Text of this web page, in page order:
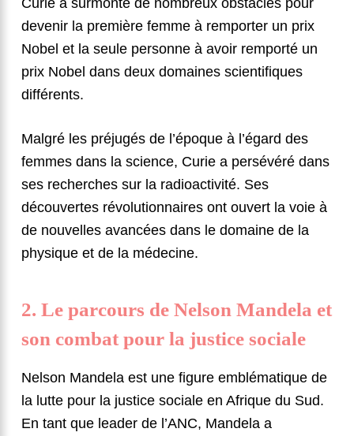
Curie a surmonté de nombreux obstacles pour
devenir la première femme à remporter un prix
Nobel et la seule personne à avoir remporté un
prix Nobel dans deux domaines scientifiques
différents.
Malgré les préjugés de l’époque à l’égard des
femmes dans la science, Curie a persévéré dans
ses recherches sur la radioactivité. Ses
découvertes révolutionnaires ont ouvert la voie à
de nouvelles avancées dans le domaine de la
physique et de la médecine.
2. Le parcours de Nelson Mandela et
son combat pour la justice sociale
Nelson Mandela est une figure emblématique de
la lutte pour la justice sociale en Afrique du Sud.
En tant que leader de l’ANC, Mandela a